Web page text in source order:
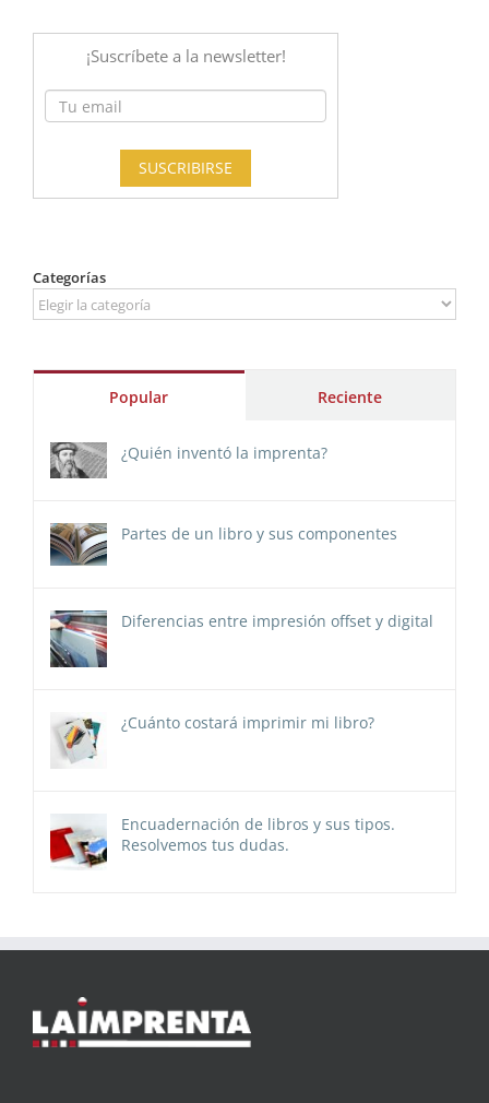
Categorías
Categorías
Popular Reciente
¿Quién inventó la imprenta?
Partes de un libro y sus componentes
Diferencias entre impresión offset y digital
¿Cuánto costará imprimir mi libro?
Encuadernación de libros y sus tipos.
Resolvemos tus dudas.